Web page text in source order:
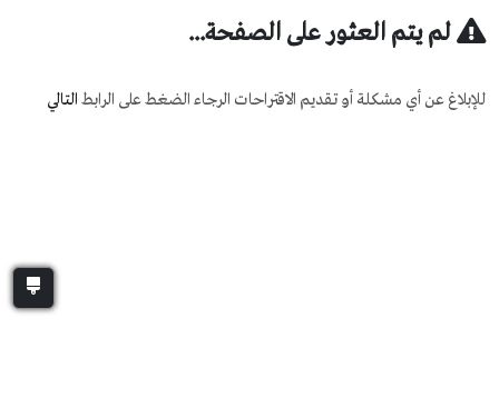
لم يتم العثور على الصفحة...
للإبلاغ عن أي مشكلة أو تقديم الاقتراحات الرجاء الضغط على الرابط التالي